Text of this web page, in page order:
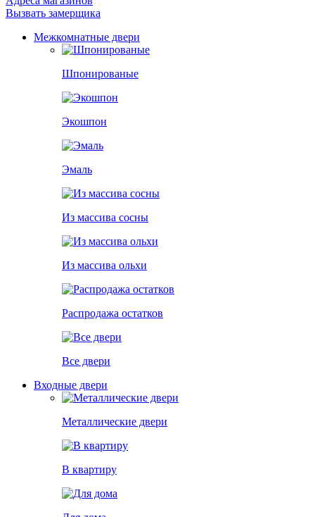
Вызвать замерщика
Межкомнатные двери
Шпонированые
Экошпон
Эмаль
Из массива сосны
Из массива ольхи
Распродажа остатков
Все двери
Входные двери
Металлические двери
В квартиру